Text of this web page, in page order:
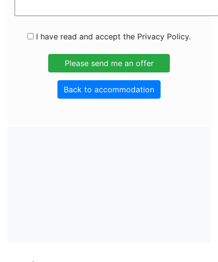
I have read and accept the Privacy Policy.
Back to accommodation